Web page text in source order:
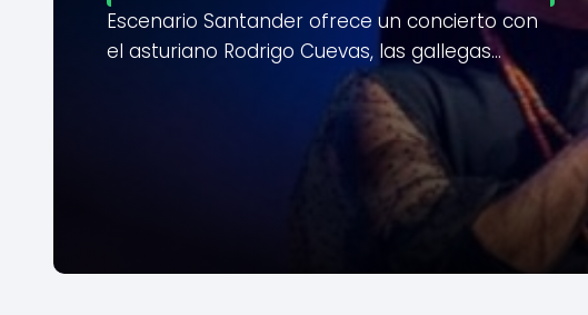
Escenario Santander ofrece un concierto con
el asturiano Rodrigo Cuevas, las gallegas…